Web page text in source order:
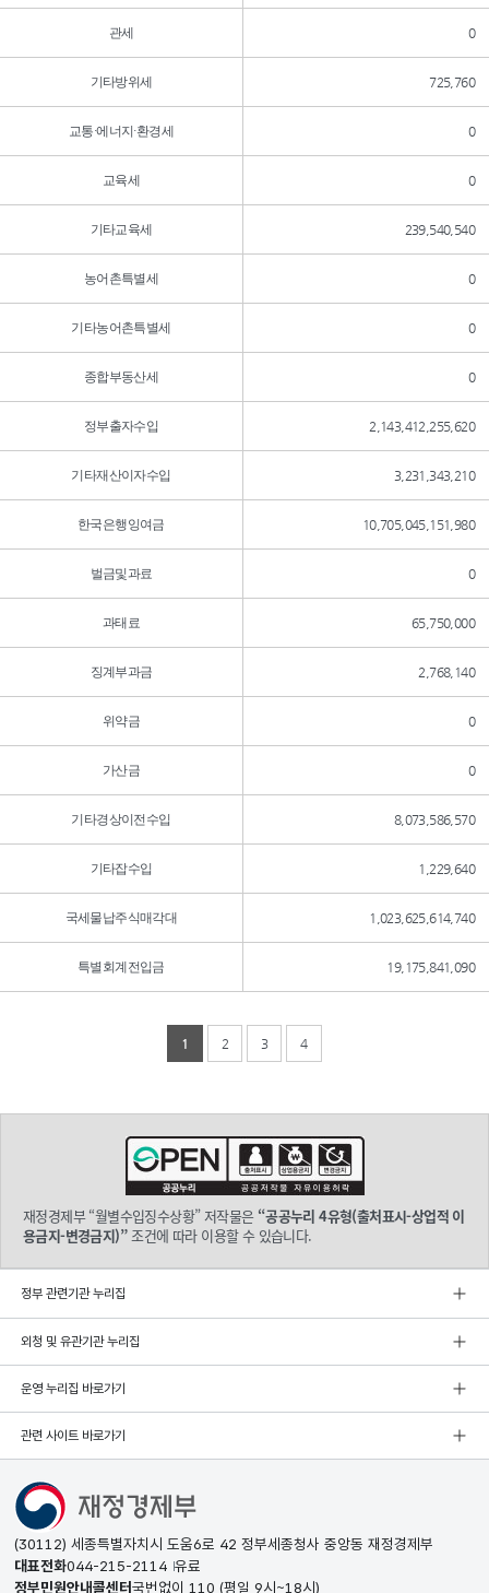
관세 0
기타방위세 725,760
교통·에너지·환경세 0
교육세 0
기타교육세 239,540,540
농어촌특별세 0
기타농어촌특별세 0
종합부동산세 0
정부출자수입 2,143,412,255,620
기타재산이자수입 3,231,343,210
한국은행잉여금 10,705,045,151,980
벌금및과료 0
과태료 65,750,000
징계부과금 2,768,140
위약금 0
가산금 0
기타경상이전수입 8,073,586,570
기타잡수입 1,229,640
국세물납주식매각대 1,023,625,614,740
특별회계전입금 19,175,841,090
1 2 3 4
재정경제부 “월별수입징수상황” 저작물은 “공공누리 4유형(출처표시-상업적 이
용금지-변경금지)”조건에 따라 이용할 수 있습니다.
정부 관련기관 누리집
외청 및 유관기관 누리집
운영 누리집 바로가기
관련 사이트 바로가기
(30112) 세종특별자치시 도움6로 42 정부세종청사 중앙동 재정경제부
대표전화044-215-2114 유료
정부민원안내콜센터국번없이 110 (평일 9시~18시)